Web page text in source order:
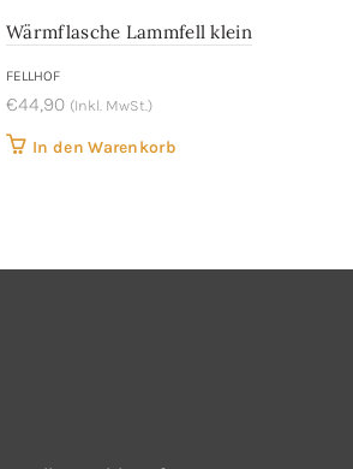
Wärmflasche Lammfell klein
FELLHOF
€44,90 (Inkl. MwSt.)
In den Warenkorb